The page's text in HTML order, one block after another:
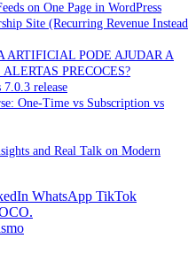
on One Page in WordPress
Site (Recurring Revenue Instead
ARTIFICIAL PODE AJUDAR A
PRECOCES?
release
One-Time vs Subscription vs
and Real Talk on Modern
WhatsApp TikTok